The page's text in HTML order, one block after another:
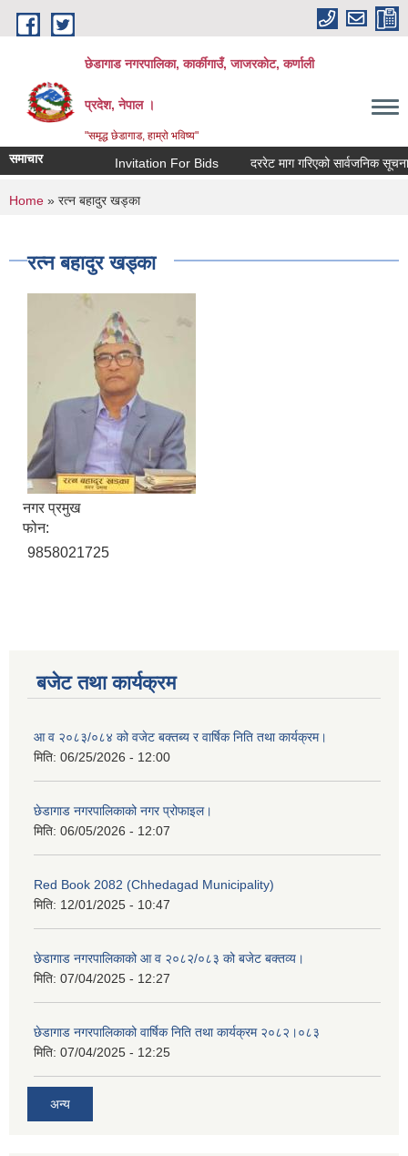
Skip to main content
छेडागाड नगरपालिका, कार्कीगाउँ, जाजरकाेट, कर्णाली
प्रदेश, नेपाल ।
"समृद्ध छेडागाड, हाम्रो भविष्य"
समाचार Invitation For Bids दररेट माग गरिएको सार्वजनिक सूचना।
You are here
Home » रत्‍न बहादुर खड्का
रत्‍न बहादुर खड्का
नगर प्रमुख
फोन:
9858021725
बजेट तथा कार्यक्रम
आ व २०८३/०८४ को वजेट बक्तब्य र वार्षिक निति तथा कार्यक्रम।
मिति: 06/25/2026 - 12:00
छेडागाड नगरपालिकाको नगर प्रोफाइल।
मिति: 06/05/2026 - 12:07
Red Book 2082 (Chhedagad Municipality)
मिति: 12/01/2025 - 10:47
छेडागाड नगरपालिकाको आ व २०८२/०८३ को बजेट बक्तव्य।
मिति: 07/04/2025 - 12:27
छेडागाड नगरपालिकाको वार्षिक निति तथा कार्यक्रम २०८२।०८३
मिति: 07/04/2025 - 12:25
अन्य